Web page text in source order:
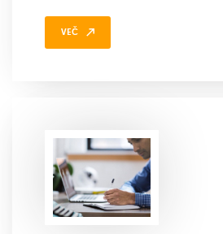
VEČ